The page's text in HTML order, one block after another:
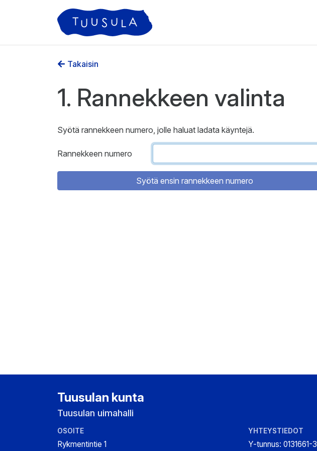
Takaisin
1. Rannekkeen valinta
Syötä rannekkeen numero, jolle haluat ladata käyntejä.
Rannekkeen numero
Syötä ensin rannekkeen numero
Tuusulan kunta
Tuusulan uimahalli
OSOITE
Rykmentintie 1
YHTEYSTIEDOT
Y-tunnus: 0131661-3